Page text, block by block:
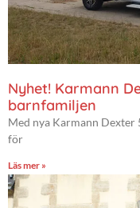
Nyhet! Karmann
barnfamiljen
Med nya Karmann Dexter
för
Läs mer »